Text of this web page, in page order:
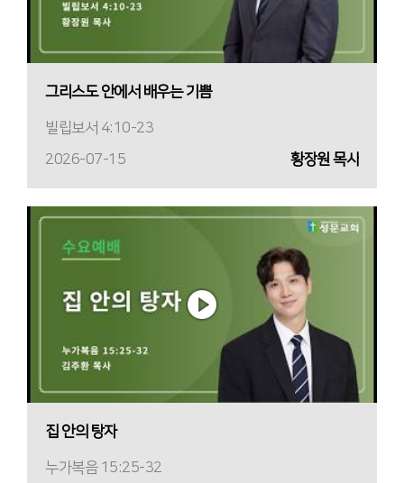
그리스도 안에서 배우는 기쁨
빌립보서 4:10-23
2026-07-15
황장원 목사
집 안의 탕자
누가복음 15:25-32